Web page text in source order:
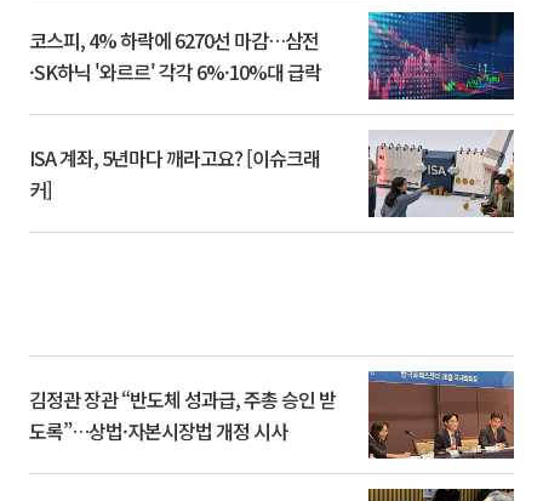
코스피, 4% 하락에 6270선 마감…삼전
·SK하닉 '와르르' 각각 6%·10%대 급락
ISA 계좌, 5년마다 깨라고요? [이슈크래
커]
김정관 장관 “반도체 성과급, 주총 승인 받
도록”…상법·자본시장법 개정 시사